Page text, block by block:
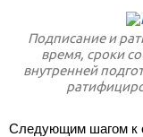
Подписание и
время, сроки
внутренней
Следующим шагом к